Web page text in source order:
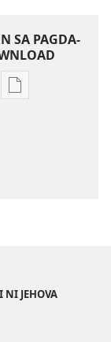
SA PAGDA-
Opsiyon
NI JEHOVA